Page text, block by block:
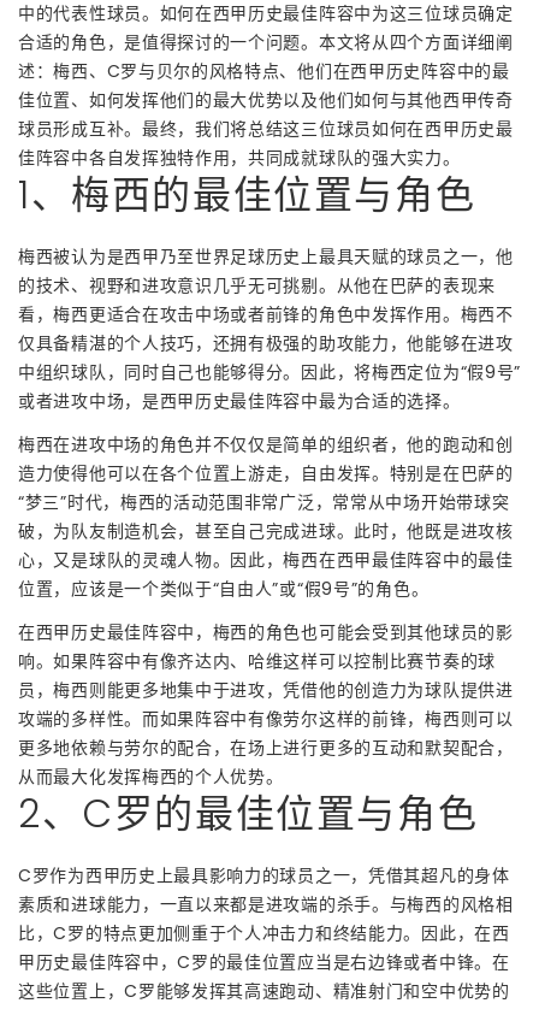
中的代表性球员。如何在西甲历史最佳阵容中为这三位球员确定
合适的角色，是值得探讨的一个问题。本文将从四个方面详细阐
述：梅西、C罗与贝尔的风格特点、他们在西甲历史阵容中的最
佳位置、如何发挥他们的最大优势以及他们如何与其他西甲传奇
球员形成互补。最终，我们将总结这三位球员如何在西甲历史最
佳阵容中各自发挥独特作用，共同成就球队的强大实力。
1、梅西的最佳位置与角色
梅西被认为是西甲乃至世界足球历史上最具天赋的球员之一，他
的技术、视野和进攻意识几乎无可挑剔。从他在巴萨的表现来
看，梅西更适合在攻击中场或者前锋的角色中发挥作用。梅西不
仅具备精湛的个人技巧，还拥有极强的助攻能力，他能够在进攻
中组织球队，同时自己也能够得分。因此，将梅西定位为“假9号”
或者进攻中场，是西甲历史最佳阵容中最为合适的选择。
梅西在进攻中场的角色并不仅仅是简单的组织者，他的跑动和创
造力使得他可以在各个位置上游走，自由发挥。特别是在巴萨的
“梦三”时代，梅西的活动范围非常广泛，常常从中场开始带球突
破，为队友制造机会，甚至自己完成进球。此时，他既是进攻核
心，又是球队的灵魂人物。因此，梅西在西甲最佳阵容中的最佳
位置，应该是一个类似于“自由人”或“假9号”的角色。
在西甲历史最佳阵容中，梅西的角色也可能会受到其他球员的影
响。如果阵容中有像齐达内、哈维这样可以控制比赛节奏的球
员，梅西则能更多地集中于进攻，凭借他的创造力为球队提供进
攻端的多样性。而如果阵容中有像劳尔这样的前锋，梅西则可以
更多地依赖与劳尔的配合，在场上进行更多的互动和默契配合，
从而最大化发挥梅西的个人优势。
2、C罗的最佳位置与角色
C罗作为西甲历史上最具影响力的球员之一，凭借其超凡的身体
素质和进球能力，一直以来都是进攻端的杀手。与梅西的风格相
比，C罗的特点更加侧重于个人冲击力和终结能力。因此，在西
甲历史最佳阵容中，C罗的最佳位置应当是右边锋或者中锋。在
这些位置上，C罗能够发挥其高速跑动、精准射门和空中优势的